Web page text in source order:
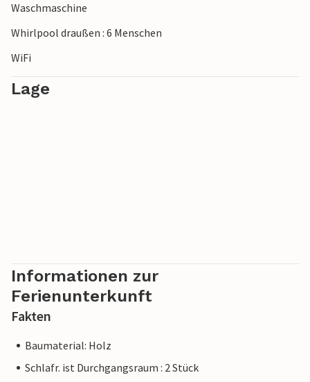
Waschmaschine
Whirlpool draußen : 6 Menschen
WiFi
Lage
Informationen zur
Ferienunterkunft
Fakten
Baumaterial: Holz
Schlafr. ist Durchgangsraum : 2 Stück